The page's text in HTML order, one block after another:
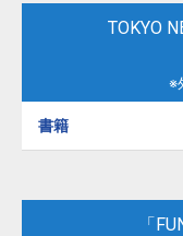
TOKYO
※
書籍
「